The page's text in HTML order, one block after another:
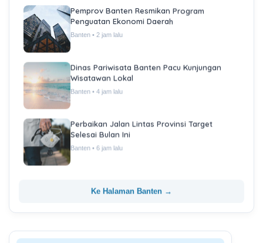
Pemprov Banten Resmikan Program
Penguatan Ekonomi Daerah
Banten • 2 jam lalu
Dinas Pariwisata Banten Pacu Kunjungan
Wisatawan Lokal
Banten • 4 jam lalu
Perbaikan Jalan Lintas Provinsi Target
Selesai Bulan Ini
Banten • 6 jam lalu
Ke Halaman Banten →